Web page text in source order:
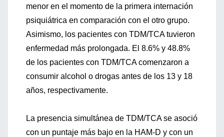
menor en el momento de la primera internación
psiquiátrica en comparación con el otro grupo.
Asimismo, los pacientes con TDM/TCA tuvieron
enfermedad más prolongada. El 8.6% y 48.8%
de los pacientes con TDM/TCA comenzaron a
consumir alcohol o drogas antes de los 13 y 18
años, respectivamente.
La presencia simultánea de TDM/TCA se asoció
con un puntaje más bajo en la HAM-D y con un